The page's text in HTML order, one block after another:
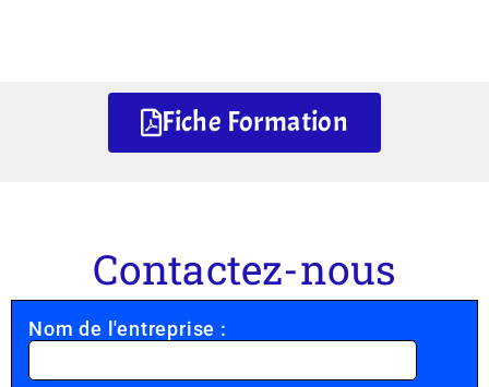
Fiche Formation
Contactez-nous
Nom de l'entreprise :